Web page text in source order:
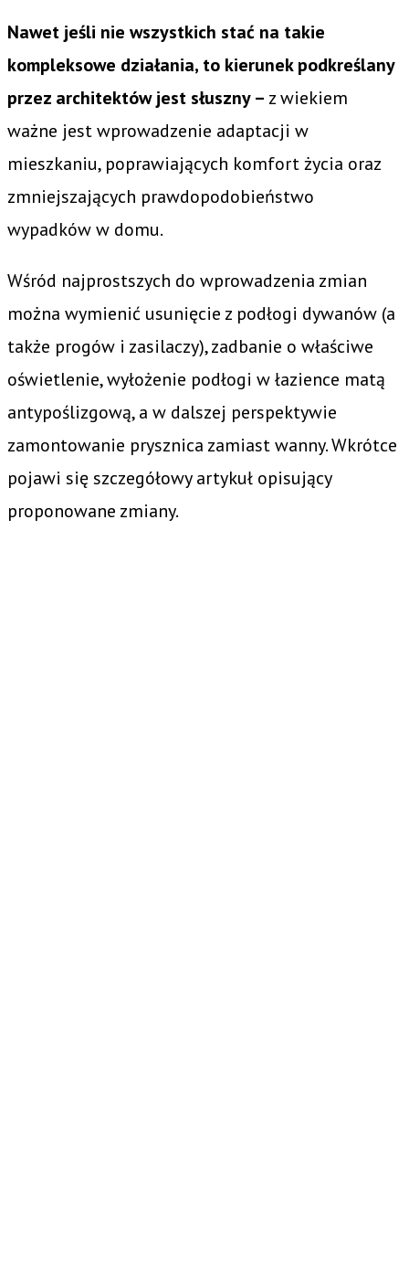
Nawet jeśli nie wszystkich stać na takie
kompleksowe działania, to kierunek podkreślany
przez architektów jest słuszny – z wiekiem
ważne jest wprowadzenie adaptacji w
mieszkaniu, poprawiających komfort życia oraz
zmniejszających prawdopodobieństwo
wypadków w domu.
Wśród najprostszych do wprowadzenia zmian
można wymienić usunięcie z podłogi dywanów (a
także progów i zasilaczy), zadbanie o właściwe
oświetlenie, wyłożenie podłogi w łazience matą
antypoślizgową, a w dalszej perspektywie
zamontowanie prysznica zamiast wanny. Wkrótce
pojawi się szczegółowy artykuł opisujący
proponowane zmiany.